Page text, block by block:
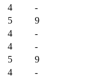
4
-
5
9
4
-
4
-
5
9
4
-